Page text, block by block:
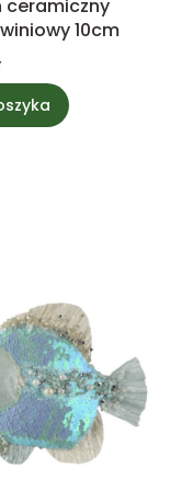
ceramiczny
10cm